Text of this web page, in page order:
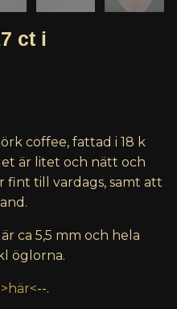
ct i
coffee, fattad i 18 k
är litet och nätt och
fint till vardags, samt att
ca 5,5 mm och hela
öglorna.
>här<--.